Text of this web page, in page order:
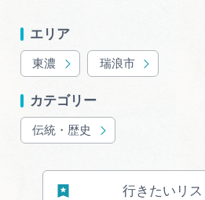
エリア
東濃 瑞浪市
カテゴリー
伝統・歴史
行きたいリ